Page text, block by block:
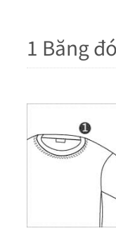
1 Băng